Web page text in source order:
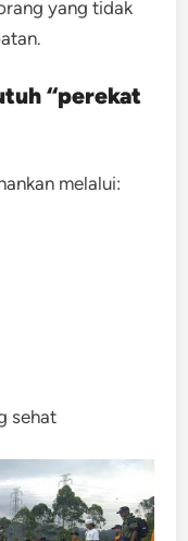
yang tidak
“perekat
melalui:
sehat